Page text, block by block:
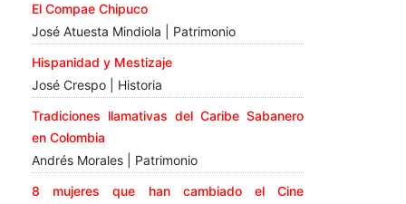
El Compae Chipuco
José Atuesta Mindiola | Patrimonio
Hispanidad y Mestizaje
José Crespo | Historia
Tradiciones llamativas del Caribe Sabanero
en Colombia
Andrés Morales | Patrimonio
8 mujeres que han cambiado el Cine